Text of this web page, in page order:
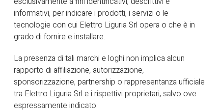
informativi, per indicare i prodotti, i servizi o le
tecnologie con cui Elettro Liguria Srl opera o che è in
grado di fornire e installare.
La presenza di tali marchi e loghi non implica alcun
rapporto di affiliazione, autorizzazione,
sponsorizzazione, partnership o rappresentanza ufficiale
tra Elettro Liguria Srl e i rispettivi proprietari, salvo ove
espressamente indicato.